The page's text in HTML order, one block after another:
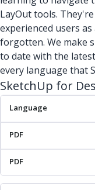
LayOut tools.
experienced users
forgotten. We make
to date with the
every language that
SketchUp for
Language